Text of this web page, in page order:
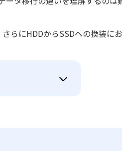
らにHDDからSSDへの換装に